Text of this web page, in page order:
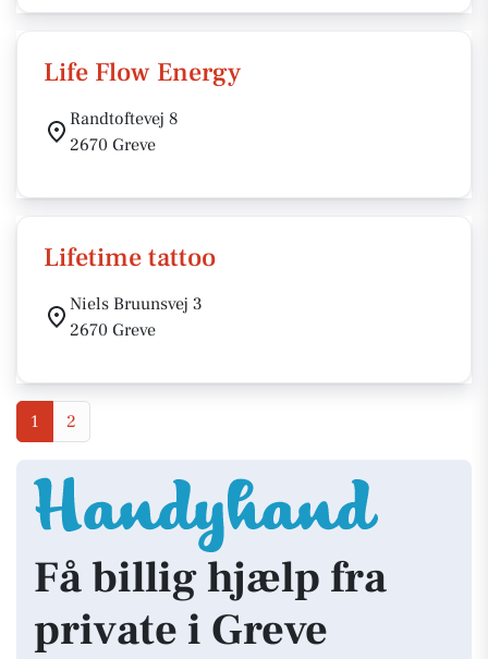
Life Flow Energy
Randtoftevej 8
2670 Greve
Lifetime tattoo
Niels Bruunsvej 3
2670 Greve
1 2
Få billig hjælp fra
private i Greve